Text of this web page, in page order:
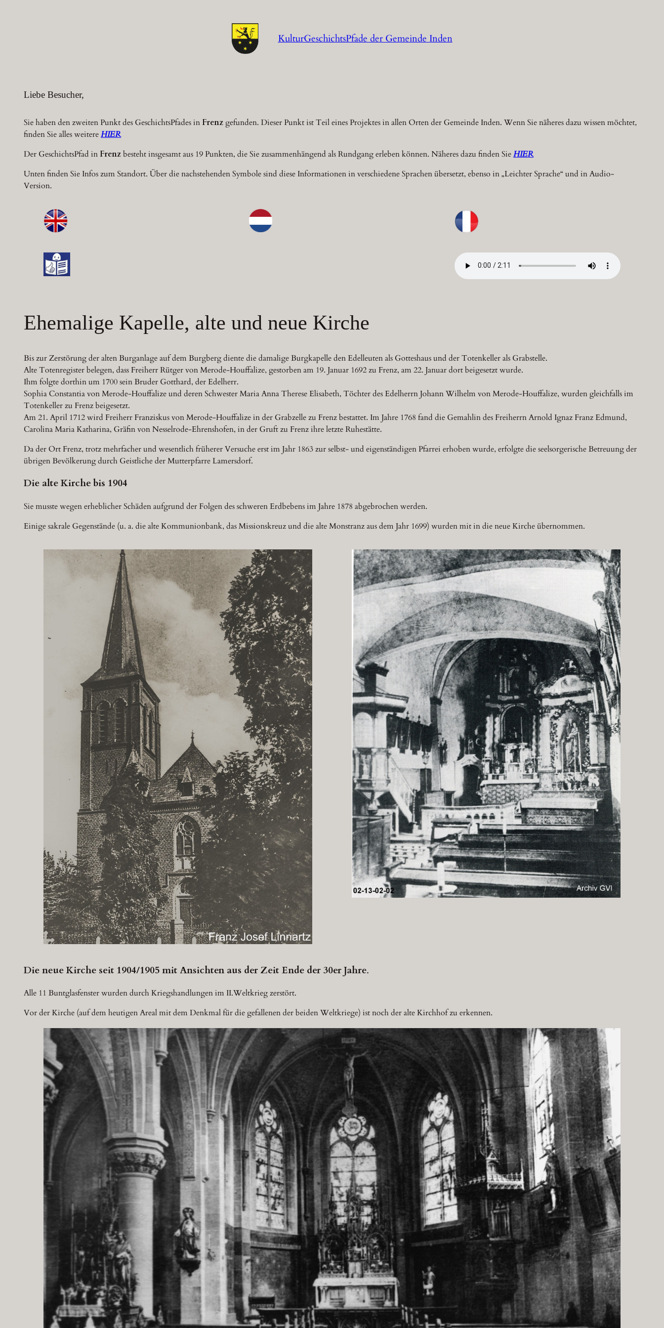
KulturGeschichtsPfade der Gemeinde Inden
Liebe Besucher,
Sie haben den zweiten Punkt des GeschichtsPfades inFrenzgefunden. Dieser Punkt ist Teil eines Projektes in allen Orten der Gemeinde Inden. Wenn Sie näheres dazu wissen möchtet,
finden Sie alles weitereHIER
Der GeschichtsPfad inFrenzbesteht insgesamt aus 19 Punkten, die Sie zusammenhängend als Rundgang erleben können. Näheres dazu finden SieHIER
Unten finden Sie Infos zum Standort. Über die nachstehenden Symbole sind diese Informationen in verschiedene Sprachen übersetzt, ebenso in „Leichter Sprache“ und in Audio-
Version.
Ehemalige Kapelle, alte und neue Kirche
Bis zur Zerstörung der alten Burganlage auf dem Burgberg diente die damalige Burgkapelle den Edelleuten als Gotteshaus und der Totenkeller als Grabstelle.
Alte Totenregister belegen, dass Freiherr Rütger von Merode-Houffalize, gestorben am 19. Januar 1692 zu Frenz, am 22. Januar dort beigesetzt wurde.
Ihm folgte dorthin um 1700 sein Bruder Gotthard, der Edelherr.
Sophia Constantia von Merode-Houffalize und deren Schwester Maria Anna Therese Elisabeth, Töchter des Edelherrn Johann Wilhelm von Merode-Houffalize, wurden gleichfalls im
Totenkeller zu Frenz beigesetzt.
Am 21. April 1712 wird Freiherr Franziskus von Merode-Houffalize in der Grabzelle zu Frenz bestattet. Im Jahre 1768 fand die Gemahlin des Freiherrn Arnold Ignaz Franz Edmund,
Carolina Maria Katharina, Gräfin von Nesselrode-Ehrenshofen, in der Gruft zu Frenz ihre letzte Ruhestätte.
Da der Ort Frenz, trotz mehrfacher und wesentlich früherer Versuche erst im Jahr 1863 zur selbst- und eigenständigen Pfarrei erhoben wurde, erfolgte die seelsorgerische Betreuung der
übrigen Bevölkerung durch Geistliche der Mutterpfarre Lamersdorf.
Die alte Kirche bis 1904
Sie musste wegen erheblicher Schäden aufgrund der Folgen des schweren Erdbebens im Jahre 1878 abgebrochen werden.
Einige sakrale Gegenstände (u. a. die alte Kommunionbank, das Missionskreuz und die alte Monstranz aus dem Jahr 1699) wurden mit in die neue Kirche übernommen.
Die neue Kirche seit 1904/1905 mit Ansichten aus der Zeit Ende der 30er Jahre.
Alle 11 Buntglasfenster wurden durch Kriegshandlungen im II.Weltkrieg zerstört.
Vor der Kirche (auf dem heutigen Areal mit dem Denkmal für die gefallenen der beiden Weltkriege) ist noch der alte Kirchhof zu erkennen.